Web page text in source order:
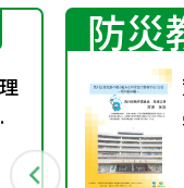
防災